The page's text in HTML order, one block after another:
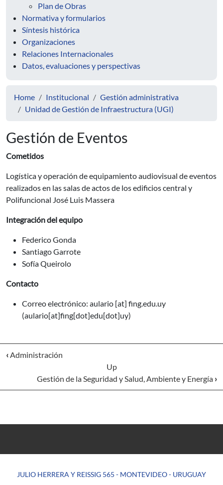
Plan de Obras
Normativa y formularios
Síntesis histórica
Organizaciones
Relaciones Internacionales
Datos, evaluaciones y perspectivas
Home Institucional
Gestión administrativa
Unidad de Gestión de Infraestructura (UGI)
Gestión de Eventos
Cometidos
Logística y operación de equipamiento audiovisual de eventos
realizados en las salas de actos de los edificios central y
Polifuncional José Luis Massera
Integración del equipo
Federico Gonda
Santiago Garrote
Sofía Queirolo
Contacto
Correo electrónico: aulario [at] fing.edu.uy
(aulario[at]fing[dot]edu[dot]uy)
‹Administración
Up
Gestión de la Seguridad y Salud, Ambiente y Energía ›
JULIO HERRERA Y REISSIG 565 - MONTEVIDEO - URUGUAY